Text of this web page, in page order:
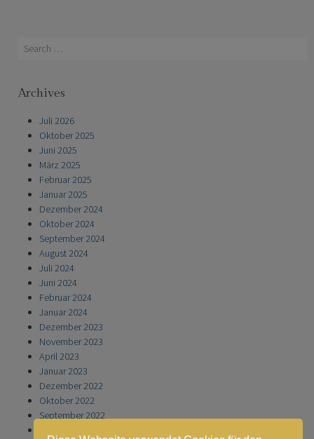
Search
Archives
Juli 2026
Oktober 2025
Juni 2025
März 2025
Februar 2025
Januar 2025
Dezember 2024
Oktober 2024
September 2024
August 2024
Juli 2024
Juni 2024
Februar 2024
Januar 2024
Dezember 2023
November 2023
April 2023
Januar 2023
Dezember 2022
Oktober 2022
September 2022